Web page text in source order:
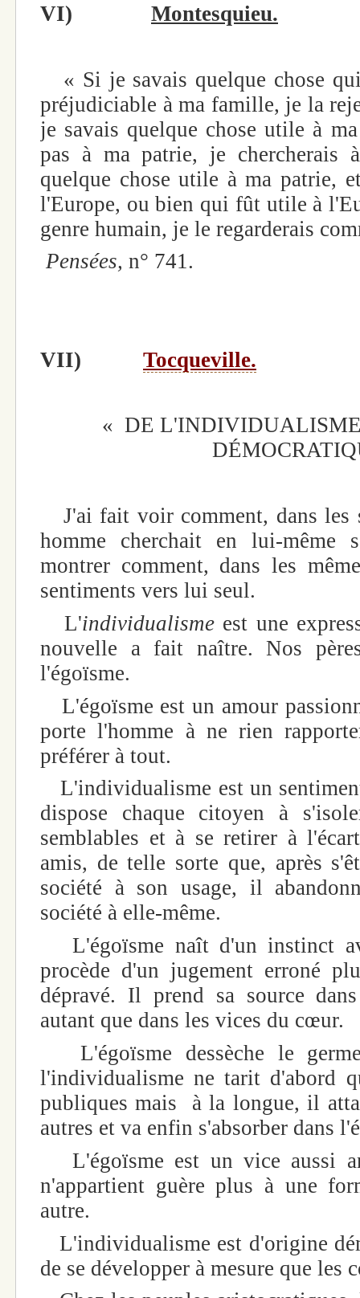
VI) Montesquieu.
« Si je savais quelque chose
préjudiciable à ma famille, je la
je savais quelque chose utile à
pas à ma patrie, je chercherais
quelque chose utile à ma patrie,
l'Europe, ou bien qui fût utile à
genre humain, je le regarderais
Pensées, n° 741.
VII) Tocqueville.
« DE L'INDIVIDUALISME
J'ai fait voir comment, dans les
homme cherchait en lui-même
montrer comment, dans les
sentiments vers lui seul.
L'individualisme est une
nouvelle a fait naître. Nos
l'égoïsme.
L'égoïsme est un amour
porte l'homme à ne rien
préférer à tout.
L'individualisme est un
dispose chaque citoyen à
semblables et à se retirer à
amis, de telle sorte que, après
société à son usage, il
société à elle-même.
L'égoïsme naît d'un instinct
procède d'un jugement erroné
dépravé. Il prend sa source
autant que dans les vices du cœur.
L'égoïsme dessèche le
l'individualisme ne tarit d'abord
publiques mais à la longue, il
autres et va enfin s'absorber dans
L'égoïsme est un vice aussi
n'appartient guère plus à une
autre.
L'individualisme est d'origine
de se développer à mesure que les